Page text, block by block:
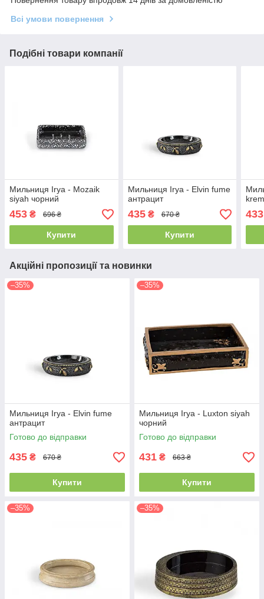
Всі умови повернення
Подібні товари компанії
Мильниця Irya - Mozaik
siyah чорний
453 ₴ 696 ₴
Купити
Мильниця Irya - Elvin fume
антрацит
435₴ 670 ₴
Купити
433
Акційні пропозиції та новинки
–35%
Мильниця Irya - Elvin fume
антрацит
Готово до відправки
435 ₴ 670 ₴
Купити
–35%
Мильниця Irya - Luxton siyah
чорний
Готово до відправки
431 ₴ 663 ₴
Купити
–35% –35%